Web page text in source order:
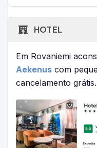
HOTEL
Em Rovaniemi
Aekenus com
cancelamento grátis.